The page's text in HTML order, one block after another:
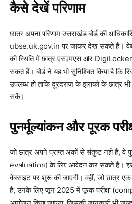
कैसे देखें परिणाम
छात्र अपना परिणाम उत्तराखंड बोर्ड की
ubse.uk.gov.in पर जाकर देख सकते हैं।
की स्थिति में छात्र एसएमएस और DigiLocker
सकते हैं। बोर्ड ने यह भी सुनिश्चित किया है कि
उपलब्ध हो ताकि दूरदराज के इलाकों के
सकें।
पुनर्मूल्यांकन और पूरक
जो छात्र अपने प्राप्त अंकों से संतुष्ट नहीं हैं, वे
evaluation) के लिए आवेदन कर सकते हैं।
वेबसाइट पर शुरू की जाएगी। वहीं, जो छात्र एक
हैं, उनके लिए जून 2025 में पूरक परीक्षा